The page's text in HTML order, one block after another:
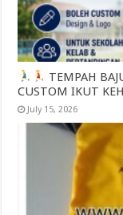
TEMPAH
CUSTOM IKUT
July 15, 2026